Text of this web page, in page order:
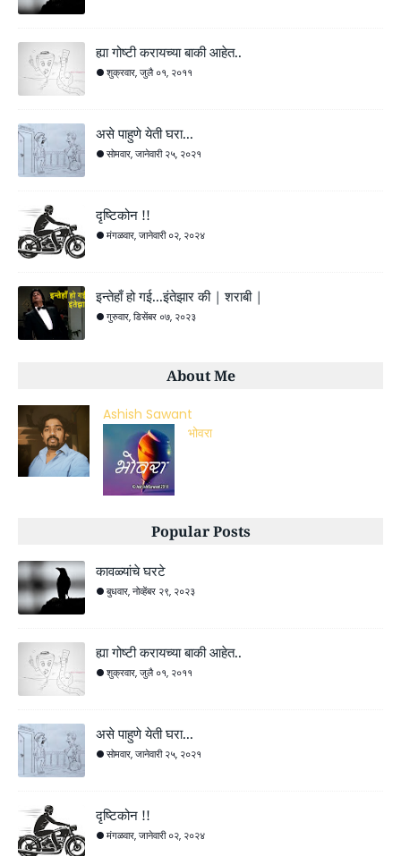
ह्या गोष्टी करायच्या बाकी आहेत..
शुक्रवार, जुलै ०१, २०११
असे पाहुणे येती घरा...
सोमवार, जानेवारी २५, २०२१
दृष्टिकोन !!
मंगळवार, जानेवारी ०२, २०२४
इन्तेहाँ हो गई...इंतेझार की | शराबी |
गुरुवार, डिसेंबर ०७, २०२३
About Me
Ashish Sawant
भोवरा
Popular Posts
कावळ्यांचे घरटे
बुधवार, नोव्हेंबर २९, २०२३
ह्या गोष्टी करायच्या बाकी आहेत..
शुक्रवार, जुलै ०१, २०११
असे पाहुणे येती घरा...
सोमवार, जानेवारी २५, २०२१
दृष्टिकोन !!
मंगळवार, जानेवारी ०२, २०२४